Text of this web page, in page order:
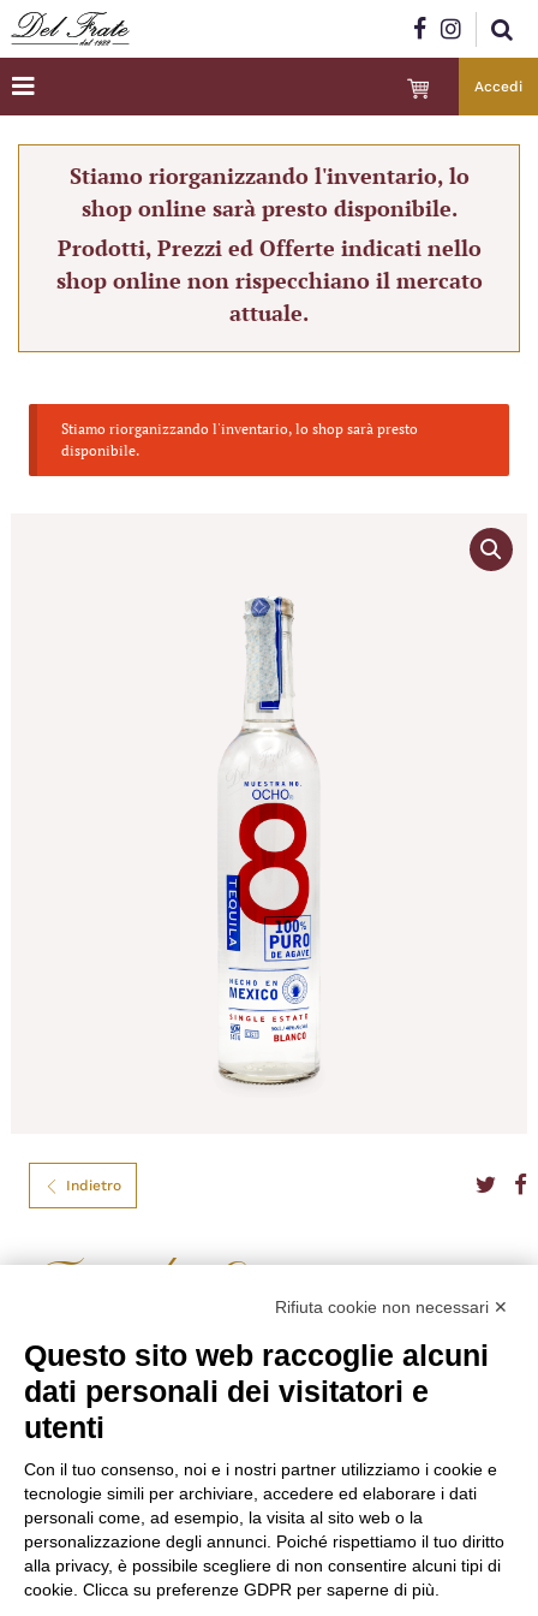
Accedi
Stiamo riorganizzando l'inventario, lo
shop online sarà presto disponibile.
Prodotti, Prezzi ed Offerte indicati nello
shop online non rispecchiano il mercato
attuale.
Stiamo riorganizzando l'inventario, lo shop sarà presto
disponibile.
Indietro
Famiglia Estes
Prodotto tipico messicano per eccellenza, lasciata maturare per 2 mesi
caratteristica che le permette di mantenere il suo colore bianco, è spesso
anche consumata come shot.
Formato
50
Tipo
Tequila
Gradazione
40,00%
Nazione
Messico
€36,60
Rifiuta cookie non necessari ✕
Questo sito web raccoglie alcuni
dati personali dei visitatori e
utenti
Con il tuo consenso, noi e i nostri partner utilizziamo i cookie e
tecnologie simili per archiviare, accedere ed elaborare i dati
personali come, ad esempio, la visita al sito web o la
personalizzazione degli annunci. Poiché rispettiamo il tuo diritto
alla privacy, è possibile scegliere di non consentire alcuni tipi di
cookie. Clicca su preferenze GDPR per saperne di più.